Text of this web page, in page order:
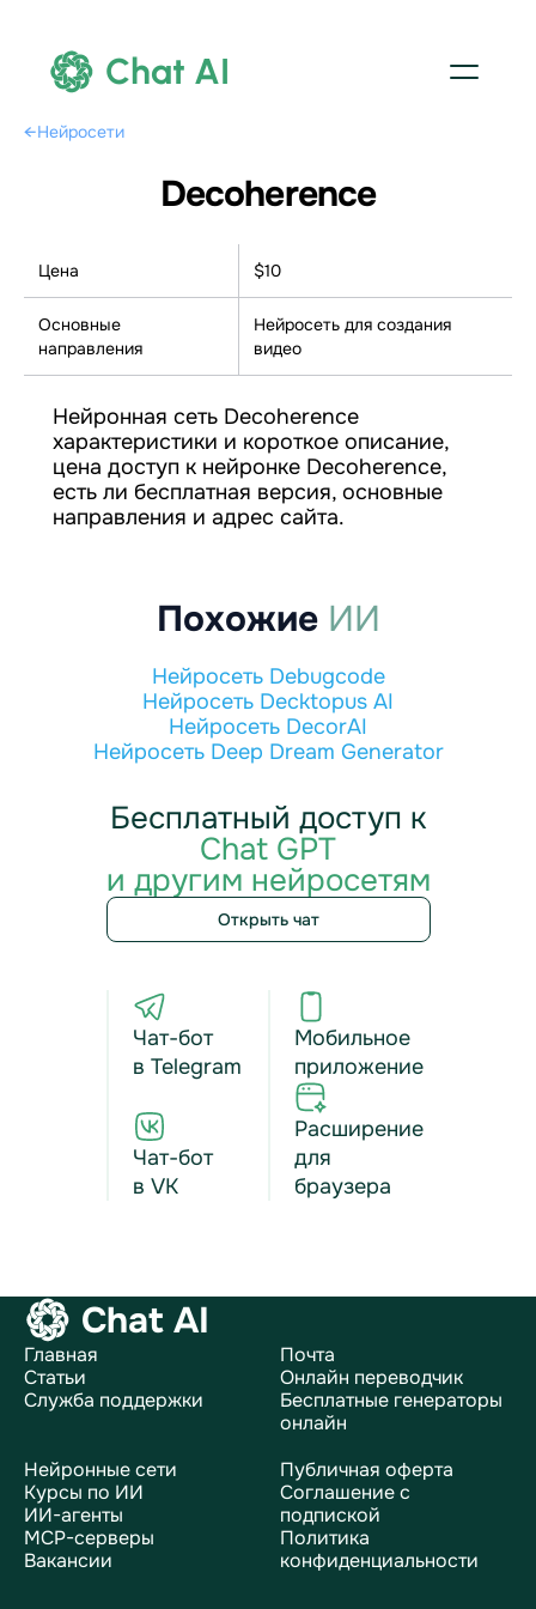
Chat AI
←Нейросети
Decoherence
Цена $10
Основные
направления
Нейросеть для создания
видео
Нейронная сеть Decoherence
характеристики и короткое описание,
цена доступ к нейронке Decoherence,
есть ли бесплатная версия, основные
направления и адрес сайта.
Похожие ИИ
Нейросеть Debugcode
Нейросеть Decktopus AI
Нейросеть DecorAI
Нейросеть Deep Dream Generator
Бесплатный доступ к
Chat GPT
и другим нейросетям
Открыть чат
Чат-бот
в Telegram
Чат-бот
в VK
Мобильное
приложение
Расширение
для
браузера
Chat AI
Главная
Статьи
Служба поддержки
Почта
Онлайн переводчик
Бесплатные генераторы
онлайн
Нейронные сети
Курсы по ИИ
ИИ-агенты
MCP-серверы
Вакансии
Публичная оферта
Соглашение с
подпиской
Политика
конфиденциальности